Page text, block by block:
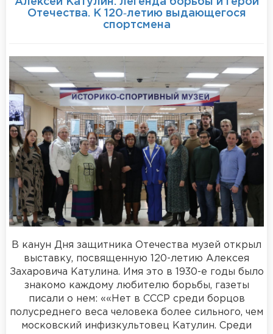
Алексей Катулин: легенда борьбы и герой
Отечества. К 120‑летию выдающегося
спортсмена
В канун Дня защитника Отечества музей открыл
выставку, посвященную 120-летию Алексея
Захаровича Катулина. Имя это в 1930-е годы было
знакомо каждому любителю борьбы, газеты
писали о нем: ««Нет в СССР среди борцов
полусреднего веса человека более сильного, чем
московский инфизкультовец Катулин. Среди